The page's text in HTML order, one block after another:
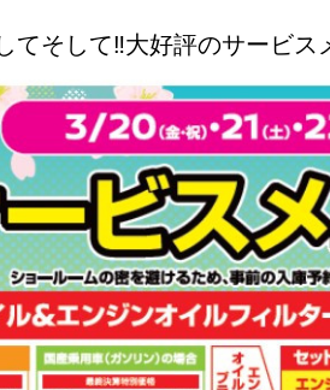
てそして‼大好評のサービ